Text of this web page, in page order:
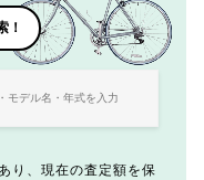
！
り、現在の査定額を保